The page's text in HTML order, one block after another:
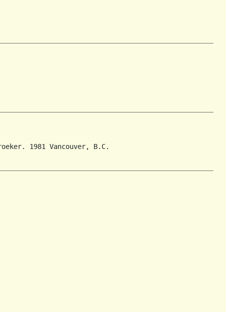
1981 Vancouver, B.C.